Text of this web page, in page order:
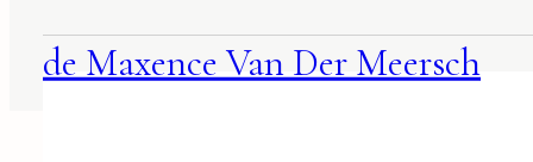
de Maxence Van Der Meersch